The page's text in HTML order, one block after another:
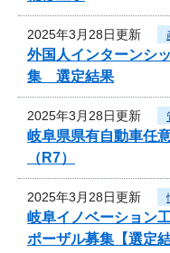
2025年3月28日更新
外国人インターンシ
集 選定結果
2025年3月28日更新
岐阜県県有自動車任
（R7）
2025年3月28日更新
岐阜イノベーション
ポーザル募集【選定結